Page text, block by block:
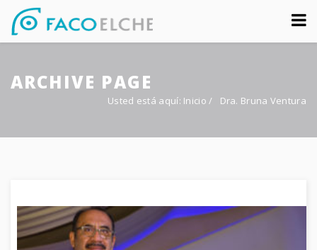
Sobre nosotros
Congreso
Contacto
ARCHIVE PAGE
Usted está aquí: Inicio / Dra. Bruna Ventura